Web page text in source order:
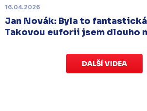
16.04.2026
Jan Novák: Byla to
Takovou euforii jsem dlouho
DALŠÍ VIDEA